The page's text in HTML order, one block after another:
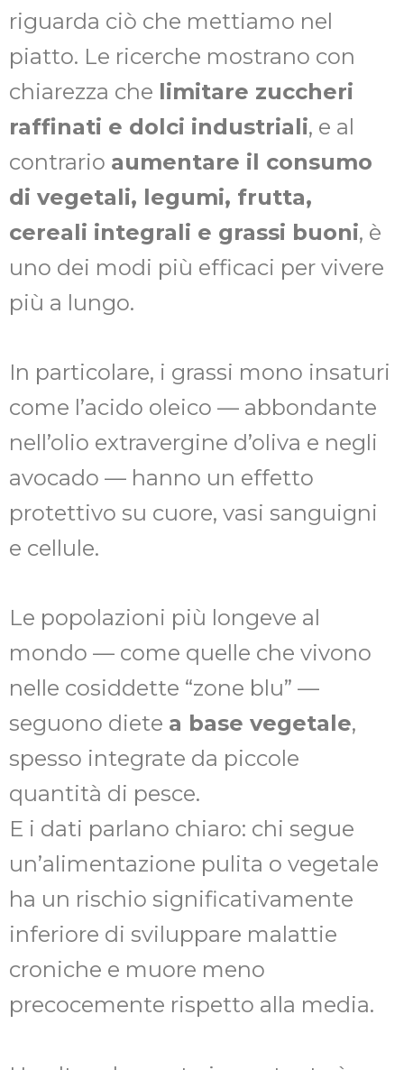
riguarda ciò che mettiamo nel
piatto. Le ricerche mostrano con
chiarezza che limitare zuccheri
raffinati e dolci industriali, e al
contrario aumentare il consumo
di vegetali, legumi, frutta,
cereali integrali e grassi buoni, è
uno dei modi più efficaci per vivere
più a lungo.
In particolare, i grassi mono insaturi
come l’acido oleico — abbondante
nell’olio extravergine d’oliva e negli
avocado — hanno un effetto
protettivo su cuore, vasi sanguigni
e cellule.
Le popolazioni più longeve al
mondo — come quelle che vivono
nelle cosiddette “zone blu” —
seguono diete a base vegetale,
spesso integrate da piccole
quantità di pesce.
E i dati parlano chiaro: chi segue
un’alimentazione pulita o vegetale
ha un rischio significativamente
inferiore di sviluppare malattie
croniche e muore meno
precocemente rispetto alla media.